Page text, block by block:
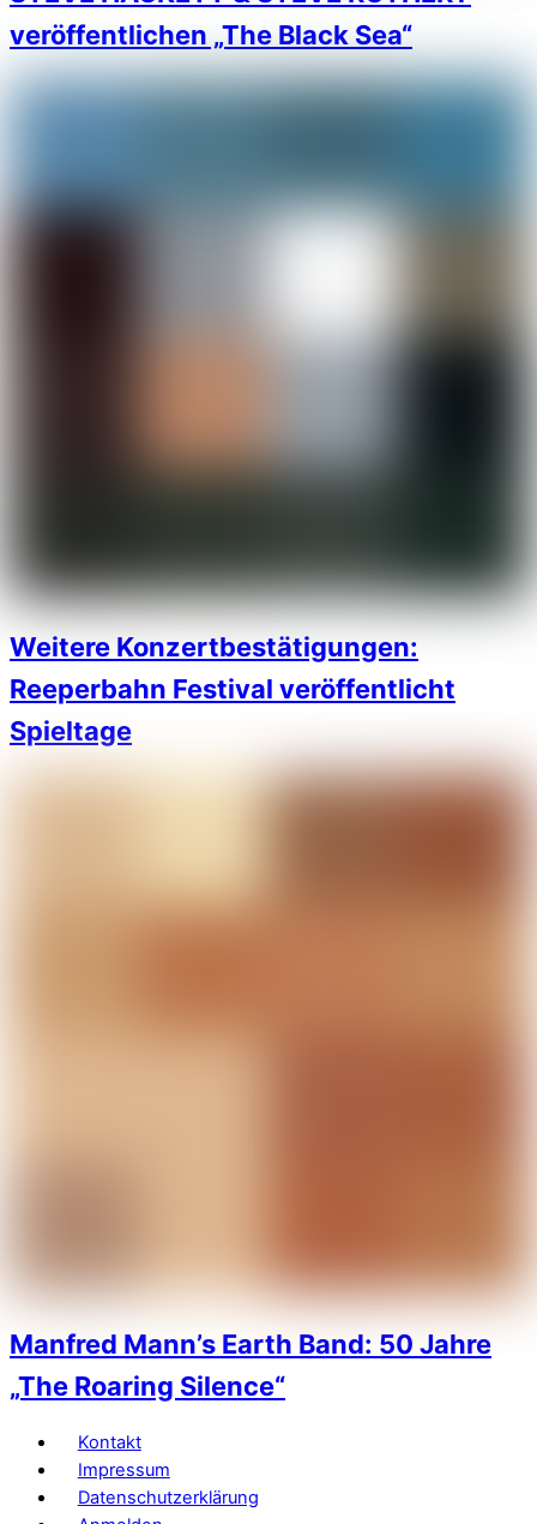
veröffentlichen „The Black Sea“
Weitere Konzertbestätigungen:
Reeperbahn Festival veröffentlicht
Spieltage
Manfred Mann’s Earth Band: 50 Jahre
„The Roaring Silence“
Kontakt
Impressum
Datenschutzerklärung